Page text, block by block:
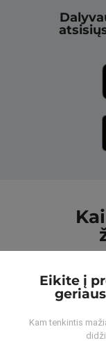
Iš kur
Eikite į
Kam tenkintis